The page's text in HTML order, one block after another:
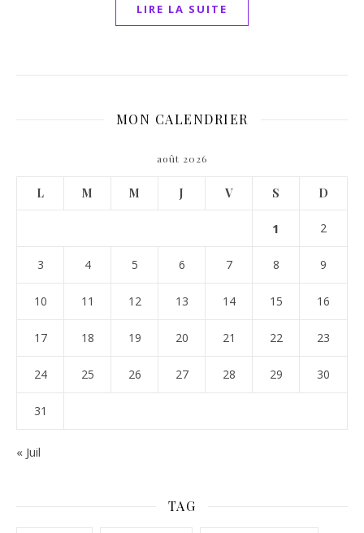
LIRE LA SUITE
MON CALENDRIER
août 2026
L M M J V S D
1 2
3 4 5 6 7 8 9
10 11 12 13 14 15 16
17 18 19 20 21 22 23
24 25 26 27 28 29 30
31
« Juil
TAG